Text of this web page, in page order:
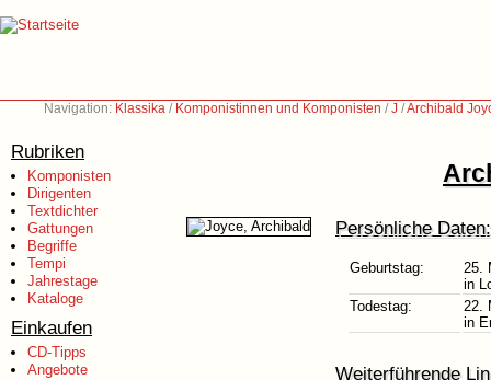
Navigation: Klassika / Komponistinnen und Komponisten /J /Archibald
Rubriken
Komponisten
Dirigenten
Textdichter
Gattungen
Begriffe
Tempi
Jahrestage
Kataloge
Einkaufen
CD-Tipps
Angebote
Persönliche Daten:
Geburtstag:
25.
in
Todestag:
22.
in
Weiterführende